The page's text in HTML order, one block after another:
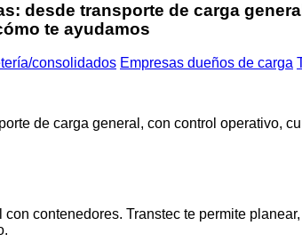
desde transporte de carga
te ayudamos
consolidados Empresas dueños de carga
de carga general, con control operativo,
contenedores. Transtec te permite